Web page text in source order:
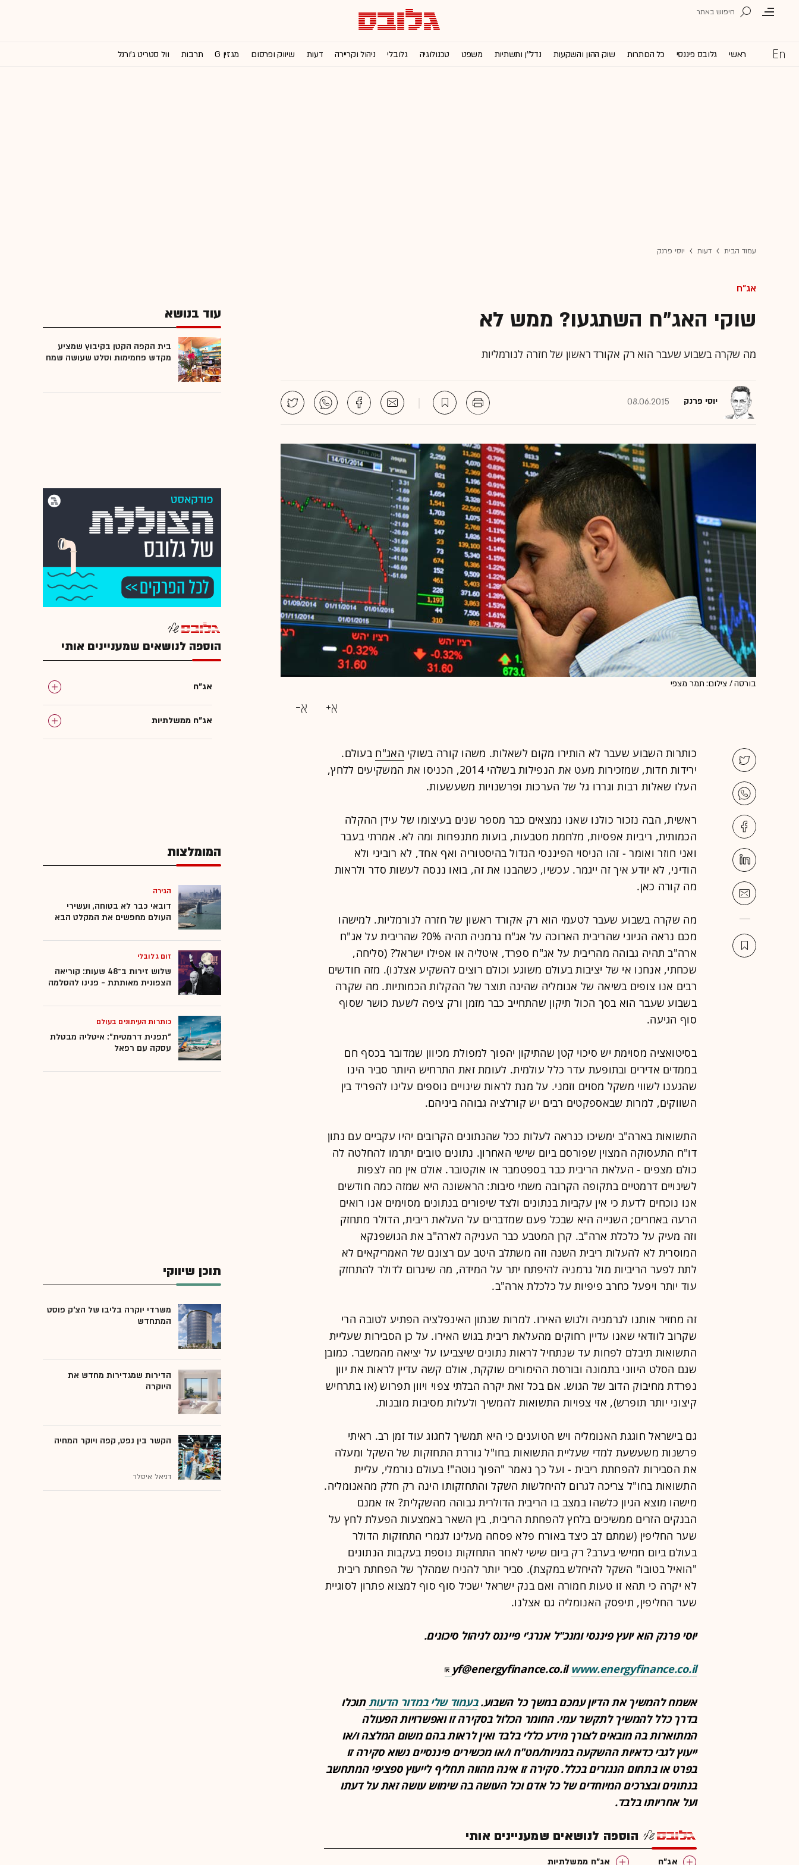
ראשי גלובס פיננסי כל הכותרות שוק ההון והשקעות נדל''ן ותשתיות משפט טכנולוגיה גלובלי ניהול וקריירה דעות שיווק ופרסום מגזין G תרבות וול סטריט ג'ורנל
עמוד הבית דעות יוסי פרנק
אג"ח
שוקי האג"ח השתגעו? ממש לא
מה שקרה בשבוע שעבר הוא רק אקורד ראשון של חזרה לנורמליות
יוסי פרנק 08.06.2015
בורסה / צילום: תמר מצפי
כותרות השבוע שעבר לא הותירו מקום לשאלות. משהו קורה בשוקי האג"ח בעולם.
ירידות חדות, שמזכירות מעט את הנפילות בשלהי 2014, הכניסו את המשקיעים ללחץ,
העלו שאלות רבות וגררו גל של הערכות ופרשנויות משעשעות.
ראשית, הבה נזכור כולנו שאנו נמצאים כבר מספר שנים בעיצומו של עידן ההקלה
הכמותית, ריביות אפסיות, מלחמת מטבעות, בועות מתנפחות ומה לא. אמרתי בעבר
ואני חוזר ואומר - זהו הניסוי הפיננסי הגדול בהיסטוריה ואף אחד, לא רוביני ולא
הודיני, לא יודע איך זה ייגמר. עכשיו, כשהבנו את זה, בואו ננסה לעשות סדר ולראות
מה קורה כאן.
מה שקרה בשבוע שעבר לטעמי הוא רק אקורד ראשון של חזרה לנורמליות. למישהו
מכם נראה הגיוני שהריבית הארוכה על אג"ח גרמניה תהיה 0%? שהריבית על אג"ח
ארה"ב תהיה גבוהה מהריבית על אג"ח ספרד, איטליה או אפילו ישראל? (סליחה,
שכחתי, אנחנו אי של יציבות בעולם משוגע וכולם רוצים להשקיע אצלנו). מזה חודשים
רבים אנו צופים בשיאה של אנומליה שהינה תוצר של ההקלות הכמותיות. מה שקרה
בשבוע שעבר הוא בסך הכול תיקון שהתחייב כבר מזמן ורק ציפה לשעת כושר שסוף
סוף הגיעה.
בסיטואציה מסוימת יש סיכוי קטן שהתיקון יהפוך למפולת מכיוון שמדובר בכסף חם
בממדים אדירים ובתופעת עדר כלל עולמית. לעומת זאת התרחיש היותר סביר הינו
שהגענו לשווי משקל מסוים וזמני. על מנת לראות שינויים נוספים עלינו להפריד בין
השווקים, למרות שבאספקטים רבים יש קורלציה גבוהה ביניהם.
התשואות בארה"ב ימשיכו כנראה לעלות ככל שהנתונים הקרובים יהיו עקביים עם נתון
דו"ח התעסוקה המצוין שפורסם ביום שישי האחרון. נתונים טובים יתרמו להחלטה לה
כולם מצפים - העלאת הריבית כבר בספטמבר או אוקטובר. אולם אין מה לצפות
לשינויים דרמטיים בתקופה הקרובה משתי סיבות: הראשונה היא שמזה כמה חודשים
אנו נוכחים לדעת כי אין עקביות בנתונים ולצד שיפורים בנתונים מסוימים אנו רואים
הרעה באחרים; השנייה היא שבכל פעם שמדברים על העלאת ריבית, הדולר מתחזק
וזה מעיק על כלכלת ארה"ב. קרן המטבע כבר העניקה לארה"ב את הגושפנקא
המוסרית לא להעלות ריבית השנה וזה משתלב היטב עם רצונם של האמריקאים לא
לתת לפער הריביות מול גרמניה להיפתח יתר על המידה, מה שיגרום לדולר להתחזק
עוד יותר ויפעל כחרב פיפיות על כלכלת ארה"ב.
זה מחזיר אותנו לגרמניה ולגוש האירו. למרות שנתון האינפלציה הפתיע לטובה הרי
שקרוב לוודאי שאנו עדיין רחוקים מהעלאת ריבית בגוש האירו. על כן הסבירות שעליית
התשואות תיבלם לפחות עד שנתחיל לראות נתונים שיצביעו על יציאה מהמשבר. כמובן
שגם הסלט היווני בתמונה ובורסת ההימורים שוקקת, אולם קשה עדיין לראות את יוון
נפרדת מחיבוק הדוב של הגוש. אם בכל זאת יקרה הבלתי צפוי ויוון תפרוש (או בתרחיש
קיצוני יותר תופרש), אזי צפויות התשואות להמשיך ולעלות מסיבות מובנות.
גם בישראל חוגגת האנומליה ויש הטוענים כי היא תמשיך לחגוג עוד זמן רב. ראיתי
פרשנות משעשעת למדי שעליית התשואות בחו"ל גוררת התחזקות של השקל ומעלה
את הסבירות להפחתת ריבית - ועל כך נאמר "הפוך גוטה"! בעולם נורמלי, עליית
התשואות בחו"ל צריכה לגרום להיחלשות השקל והתחזקותו הינה רק חלק מהאנומליה.
מישהו מוצא הגיון כלשהו במצב בו הריבית הדולרית גבוהה מהשקלית? אז אמנם
הבנקים הזרים ממשיכים בלחץ להפחתת הריבית, בין השאר באמצעות הפעלת לחץ על
שער החליפין (שמתם לב כיצד באורח פלא פסחה מעלינו לגמרי התחזקות הדולר
בעולם ביום חמישי בערב? רק ביום שישי לאחר התחזקות נוספת בעקבות הנתונים
"הואיל בטובו" השקל להיחלש במקצת). סביר יותר להניח שמהלך של הפחתת ריבית
לא יקרה כי תהא זו טעות חמורה ואם בנק ישראל ישכיל סוף סוף למצוא פתרון לסוגיית
שער החליפין, תיפסק האנומליה גם אצלנו.
יוסי פרנק הוא יועץ פיננסי ומנכ"ל אנרג'י פייננס לניהול סיכונים.
yf@energyfinance.co.ilwww.energyfinance.co.il
אשמח להמשיך את הדיון עמכם במשך כל השבוע.בעמוד שלי במדור הדעותתוכלו
בדרך כלל להמשיך לתקשר עמי. החומר הכלול בסקירה זו ואפשרויות הפעולה
המתוארות בה מובאים לצורך מידע כללי בלבד ואין לראות בהם משום המלצה ו/או
ייעוץ לגבי כדאיות ההשקעה במניות/מט"ח ו/או מכשירים פיננסיים נשוא סקירה זו
בפרט או בתחום הנגזרים בכלל. סקירה זו אינה מהווה תחליף לייעוץ ספציפי המתחשב
בנתונים ובצרכים המיוחדים של כל אדם וכל העושה בה שימוש עושה זאת על דעתו
ועל אחריותו בלבד.
הוספה לנושאים שמעניינים אותי
אג"ח אג"ח ממשלתיות
עוד בנושא
בית הקפה הקטן בקיבוץ שמציע
מקדש פחמימות וסלט שעושה שמח
הוספה לנושאים שמעניינים אותי
אג"ח
אג"ח ממשלתיות
המומלצות
הגירה
דובאי כבר לא בטוחה, ועשירי
העולם מחפשים את המקלט הבא
זום גלובלי
שלוש זירות ב־48 שעות: קוריאה
הצפונית מאותתת - פנינו להסלמה
כותרות העיתונים בעולם
"תפנית דרמטית": איטליה מבטלת
עסקה עם רפאל
תוכן שיווקי
משרדי יוקרה בליבו של הצ'ק פוסט
המתחדש
הדירות שמגדירות מחדש את
היוקרה
הקשר בין נפט, קפה ויוקר המחיה
דניאל איסלר